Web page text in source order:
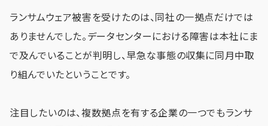
ランサムウェア被害を受けたのは、同社の一拠点だけでは
ありませんでした。データセンターにおける障害は本社にま
で及んでいることが判明し、早急な事態の収集に同月中取
り組んでいたということです。
注目したいのは、複数拠点を有する企業の一つでもランサ